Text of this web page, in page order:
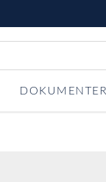
DOKUMENTER